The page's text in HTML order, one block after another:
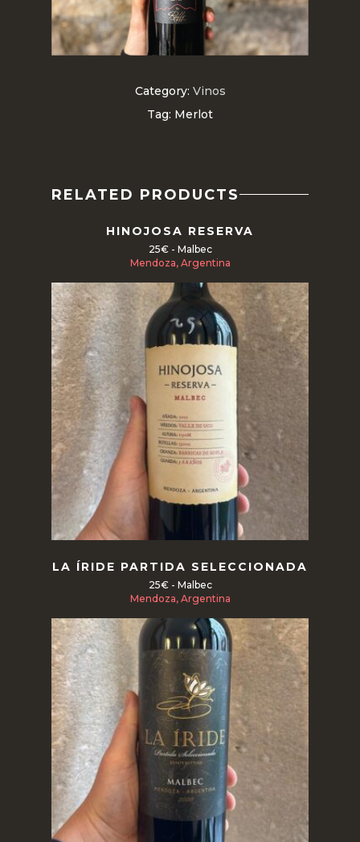
TU CARRITO ESTÁ VACÍO.
Volver a la tienda
Category: Vinos
Tag: Merlot
RELATED PRODUCTS
HINOJOSA RESERVA
25€ - Malbec
Mendoza, Argentina
LA ÍRIDE PARTIDA SELECCIONADA
25€ - Malbec
Mendoza, Argentina